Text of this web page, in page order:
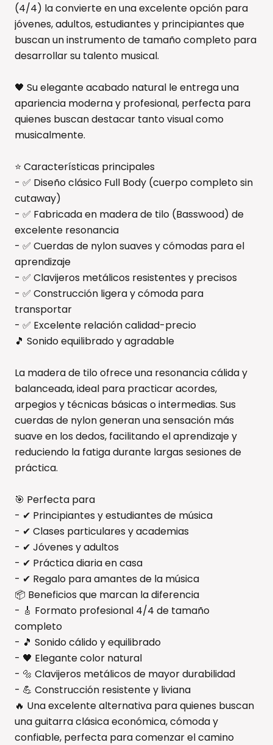
(4/4) la convierte en una excelente opción para
jóvenes, adultos, estudiantes y principiantes que
buscan un instrumento de tamaño completo para
desarrollar su talento musical.
🖤 Su elegante acabado natural le entrega una
apariencia moderna y profesional, perfecta para
quienes buscan destacar tanto visual como
musicalmente.
⭐ Características principales
- ✅ Diseño clásico Full Body (cuerpo completo sin
cutaway)
- ✅ Fabricada en madera de tilo (Basswood) de
excelente resonancia
- ✅ Cuerdas de nylon suaves y cómodas para el
aprendizaje
- ✅ Clavijeros metálicos resistentes y precisos
- ✅ Construcción ligera y cómoda para
transportar
- ✅ Excelente relación calidad-precio
🎵 Sonido equilibrado y agradable
La madera de tilo ofrece una resonancia cálida y
balanceada, ideal para practicar acordes,
arpegios y técnicas básicas o intermedias. Sus
cuerdas de nylon generan una sensación más
suave en los dedos, facilitando el aprendizaje y
reduciendo la fatiga durante largas sesiones de
práctica.
🎯 Perfecta para
- ✔ Principiantes y estudiantes de música
- ✔ Clases particulares y academias
- ✔ Jóvenes y adultos
- ✔ Práctica diaria en casa
- ✔ Regalo para amantes de la música
📦 Beneficios que marcan la diferencia
- 🎸 Formato profesional 4/4 de tamaño
completo
- 🎵 Sonido cálido y equilibrado
- 🖤 Elegante color natural
- 🔩 Clavijeros metálicos de mayor durabilidad
- 💪 Construcción resistente y liviana
🔥 Una excelente alternativa para quienes buscan
una guitarra clásica económica, cómoda y
confiable, perfecta para comenzar el camino